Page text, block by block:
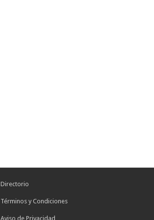
Directorio
Términos y Condiciones
Aviso de Privacidad